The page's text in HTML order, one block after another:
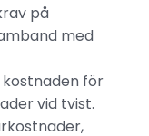
på
med
för
vid tvist.